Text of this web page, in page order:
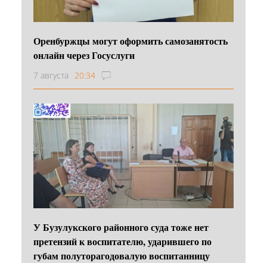
Оренбуржцы могут оформить самозанятость
онлайн через Госуслуги
7 августа 20:34
У Бузулукского районного суда тоже нет
претензий к воспитателю, ударившего по
губам полуторагодовалую воспитанницу